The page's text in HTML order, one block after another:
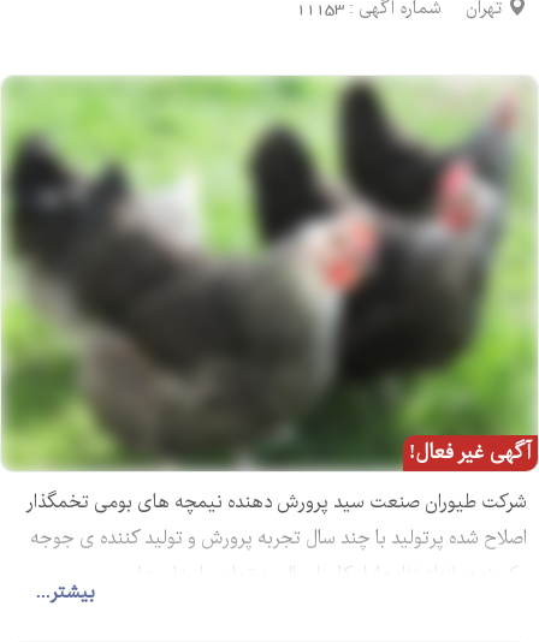
تهران شماره آگهی : 11153
آگهی غیر فعال!
بیشتر...
شرکت طیوران صنعت سید پرورش دهنده نیمچه های بومی تخمگذار
اصلاح شده پرتولید با چند سال تجربه پرورش و تولید کننده ی جوجه
یکروزه در انواع نژادها/ امکان ارسال به تمامی استان ها